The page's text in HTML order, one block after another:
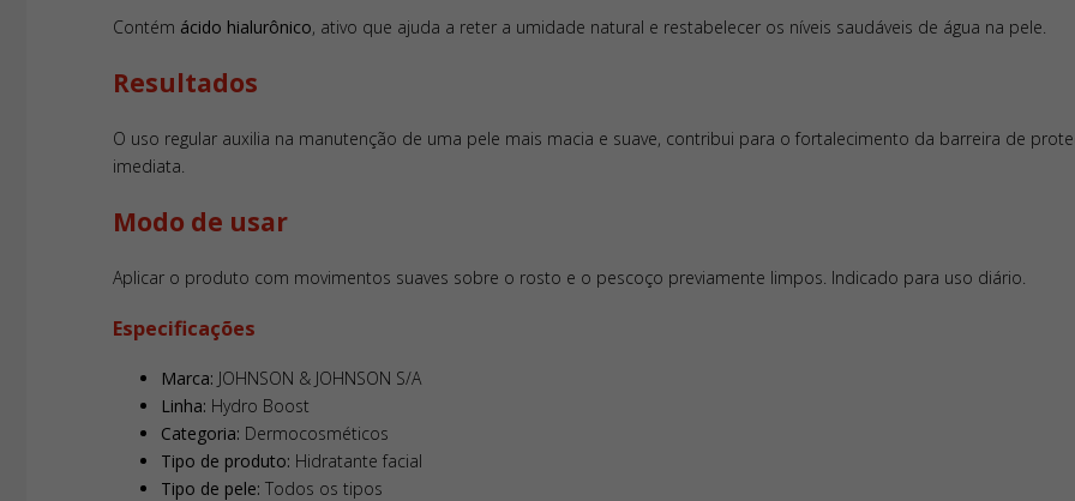
É indicado para todos os tipos de pele,
Como usar Hidratante Facial Neutrogena
Sim, o fabricante indica o uso diário para
Contém ácido hialurônico, ativo que ajuda a reter a umidade natural e restabelecer os níveis saudáveis de água na pele.
Resultados
O uso regular auxilia na manutenção de uma pele mais macia e suave, contribui para o fortalecimento da barreira de
imediata.
Modo de usar
Aplicar o produto com movimentos suaves sobre o rosto e o pescoço previamente limpos. Indicado para uso diário.
Especificações
Marca: JOHNSON & JOHNSON S/A
Linha: Hydro Boost
Categoria: Dermocosméticos
Tipo de produto: Hidratante facial
Tipo de pele: Todos os tipos